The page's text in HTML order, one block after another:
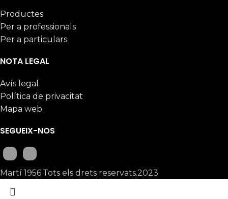
Productes
Per a professionals
Per a particulars
NOTA LEGAL
Avís legal
Política de privacitat
Mapa web
SEGUEIX-NOS
Martí 1956.Tots els drets reservats.2023